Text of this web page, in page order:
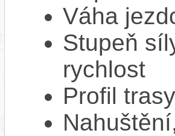
Váha
Stupeň
rychlost
Profil